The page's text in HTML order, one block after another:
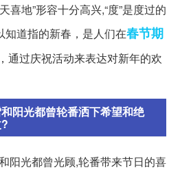
喜地”形容十分高兴,“度”是度过的
知道指的新春，是人们在春节期
通过庆祝活动来表达对新年的欢
阳光都曾轮番洒下希望和绝
阳光都曾光顾,轮番带来节日的喜